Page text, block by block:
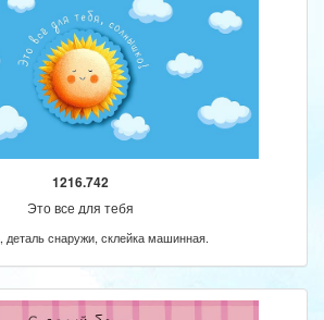
1216.742
Это все для тебя
деталь снаружи, склейка машинная.